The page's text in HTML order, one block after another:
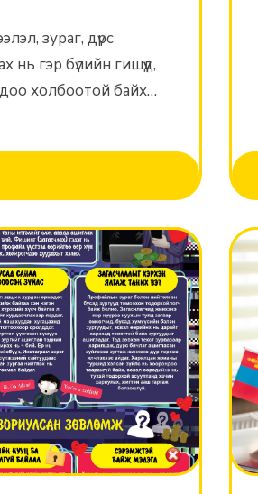
зураг, дүрс
нь гэр бүлийн гишүүд,
холбоотой байх
ямар нэг
нийтэлснээр дараа
боломжгүй болно.
байх нь чухал.